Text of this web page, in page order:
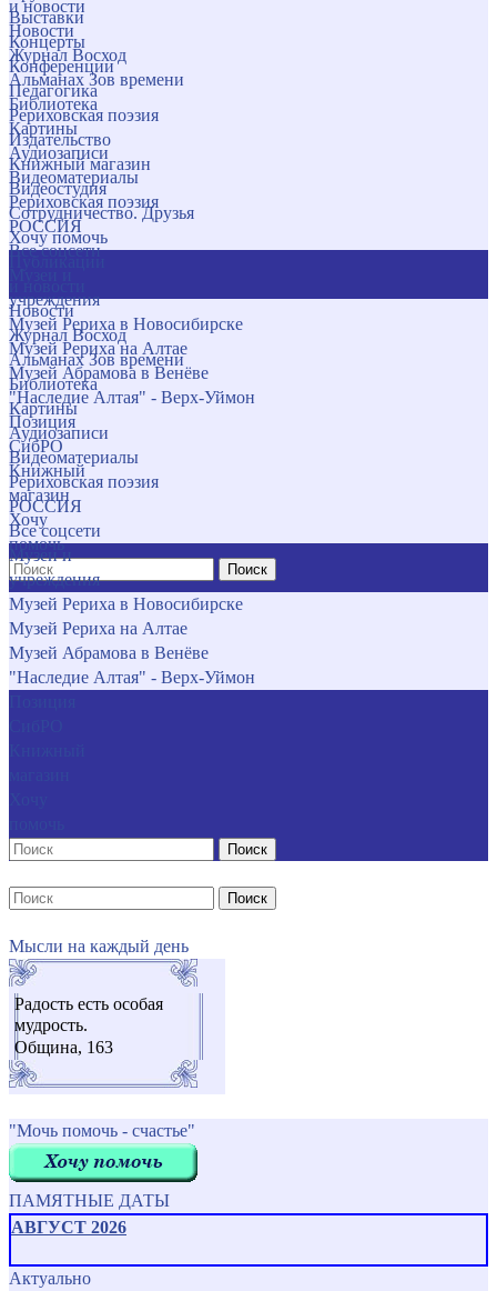
и новости
Новости
Журнал Восход
Альманах Зов времени
Библиотека
Картины
Аудиозаписи
Видеоматериалы
Рериховская поэзия
РОССИЯ
Все соцсети
учреждения
Музей Рериха в Новосибирске
Музей Рериха на Алтае
Музей Абрамова в Венёве
"Наследие Алтая" - Верх-Уймон
Позиция
СибРО
Книжный
магазин
Хочу
помочь
Поиск
Выставки
Концерты
Конференции
Педагогика
Рериховская поэзия
Издательство
Книжный магазин
Видеостудия
Сотрудничество. Друзья
Хочу помочь
Новости
Журнал Восход
Альманах Зов времени
Библиотека
Картины
Аудиозаписи
Видеоматериалы
Рериховская поэзия
РОССИЯ
Все соцсети
Музеи и
учреждения
Музей Рериха в Новосибирске
Музей Рериха на Алтае
Музей Абрамова в Венёве
"Наследие Алтая" - Верх-Уймон
Поиск
Поиск
Мысли на каждый день
Радость есть особая
мудрость.
Община, 163
"Мочь помочь - счастье"
ПАМЯТНЫЕ ДАТЫ
АВГУСТ 2026
Актуально